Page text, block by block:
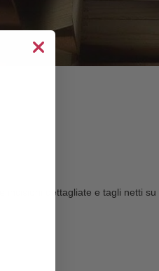
incisioni dettagliate e tagli netti su